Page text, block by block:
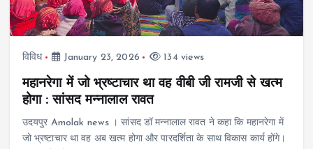
विविध January 23, 2026 134 views
महानरेगा में जो भ्रष्टाचार था वह वीबी जी रामजी से खत्म
होगा : सांसद मन्नालाल रावत
उदयपुर Amolak news । सांसद डॉ मन्नालाल रावत ने कहा कि महानरेगा में
जो भ्रष्टाचार था वह अब खत्म होगा और पारदर्शिता के साथ विकास कार्य होंगे।